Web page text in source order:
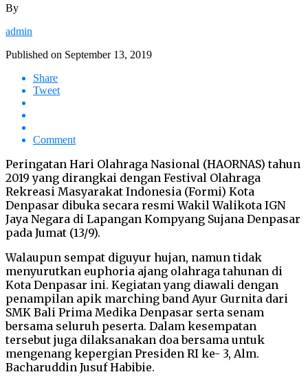
By
admin
Published on September 13, 2019
Share
Tweet
Comment
Peringatan Hari Olahraga Nasional (HAORNAS) tahun
2019 yang dirangkai dengan Festival Olahraga
Rekreasi Masyarakat Indonesia (Formi) Kota
Denpasar dibuka secara resmi Wakil Walikota IGN
Jaya Negara di Lapangan Kompyang Sujana Denpasar
pada Jumat (13/9).
Walaupun sempat diguyur hujan, namun tidak
menyurutkan euphoria ajang olahraga tahunan di
Kota Denpasar ini. Kegiatan yang diawali dengan
penampilan apik marching band Ayur Gurnita dari
SMK Bali Prima Medika Denpasar serta senam
bersama seluruh peserta. Dalam kesempatan
tersebut juga dilaksanakan doa bersama untuk
mengenang kepergian Presiden RI ke- 3, Alm.
Bacharuddin Jusuf Habibie.